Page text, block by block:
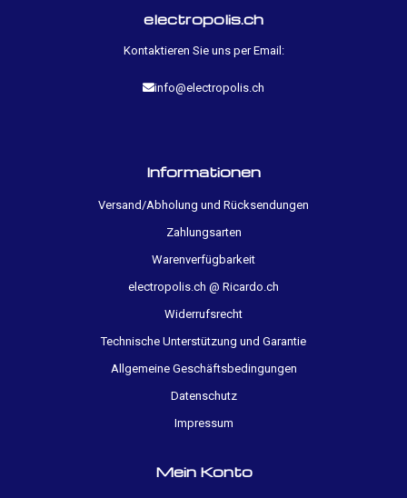
electropolis.ch
Kontaktieren Sie uns per Email:
info@electropolis.ch
Informationen
Versand/Abholung und Rücksendungen
Zahlungsarten
Warenverfügbarkeit
electropolis.ch @ Ricardo.ch
Widerrufsrecht
Technische Unterstützung und Garantie
Allgemeine Geschäftsbedingungen
Datenschutz
Impressum
Mein Konto